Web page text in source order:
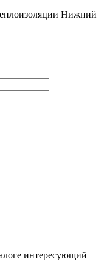
Нижний
интересующий